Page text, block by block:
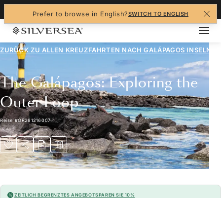
Prefer to browse in English?SWITCH TO ENGLISH
ZURÜCK ZU ALLEN KREUZFAHRTEN NACH GALÁPAGOS INSELN
The Galápagos: Exploring the
Outer Loop
Reise#OR281216007
ZEITLICH BEGRENZTES ANGEBOTSPAREN SIE 10%